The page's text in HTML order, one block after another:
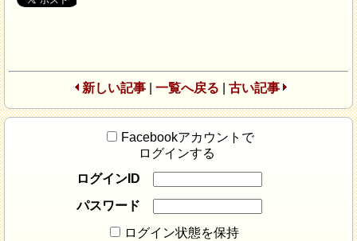
新しい記事| 一覧へ戻る 古い記事
Facebookアカウントで
ログインする
ログインID
パスワード
ログイン状態を保持